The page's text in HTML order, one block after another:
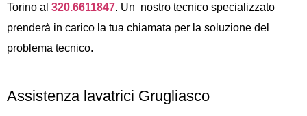
Torino al 320.6611847. Un nostro tecnico specializzato
prenderà in carico la tua chiamata per la soluzione del
problema tecnico.
Assistenza lavatrici Grugliasco